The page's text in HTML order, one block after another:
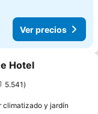
Ver precios
favoritos
Hotel
5.541
climatizado y jardín